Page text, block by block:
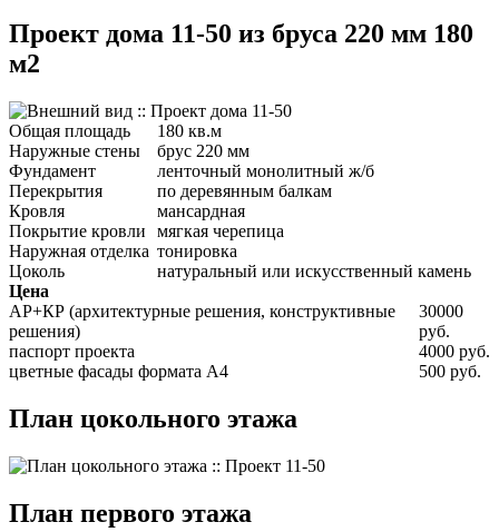
Проект дома 11-50 из бруса 220 мм 180
м2
Общая площадь
180 кв.м
Наружные стены
брус 220 мм
Фундамент
ленточный монолитный ж/б
Перекрытия
по деревянным балкам
Кровля
мансардная
Покрытие кровли
мягкая черепица
Наружная отделка тонировка
Цоколь
натуральный или искусственный камень
Цена
АР+КР (архитектурные решения, конструктивные
решения)
30000
руб.
паспорт проекта
4000 руб.
цветные фасады формата А4
500 руб.
План цокольного этажа
План первого этажа